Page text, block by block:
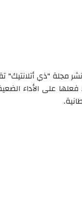
"ذي أتلانتيك"
على الأداء